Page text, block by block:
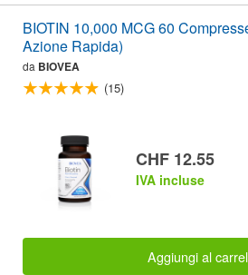
BIOTIN 10,000 MCG 60
Azione Rapida)
da BIOVEA
(15)
CHF 12.55
IVA incluse
Aggiungi al